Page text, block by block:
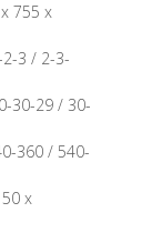
x
/ 2-3-
30-29 / 30-
360 / 540-
x